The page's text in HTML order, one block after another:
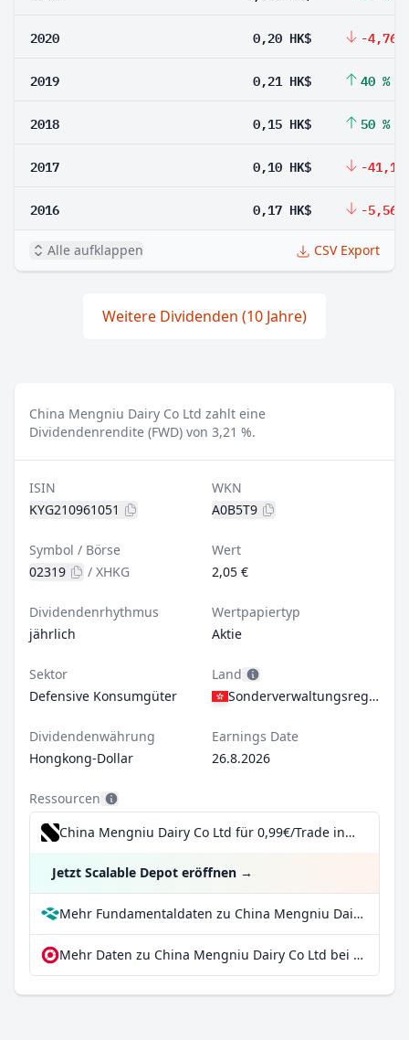
2020 0,20 HK$ -4,76
2019 0,21 HK$ 40 %
2018 0,15 HK$ 50 %
2017 0,10 HK$ -41,18
2016 0,17 HK$ -5,56
Alle aufklappen CSV Export
Weitere Dividenden (10 Jahre)
China Mengniu Dairy Co Ltd zahlt eine
Dividendenrendite (FWD) von 3,21 %.
ISIN
KYG210961051
WKN
A0B5T9
Symbol / Börse
02319
/ XHKG
Wert
2,05 €
Dividendenrhythmus
jährlich
Wertpapiertyp
Aktie
Sektor
Defensive Konsumgüter
Land
Sonderverwaltungsregion Hongkong
Dividendenwährung
Hongkong-Dollar
Earnings Date
26.8.2026
Ressourcen
China Mengniu Dairy Co Ltd für 0,99€/Trade inkl. Dividend Reinvestment Plan
Jetzt Scalable Depot eröffnen →
Mehr Fundamentaldaten zu China Mengniu Dairy Co Ltd bei Parqet
Mehr Daten zu China Mengniu Dairy Co Ltd bei extraETF